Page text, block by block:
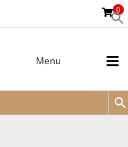
0
Menu